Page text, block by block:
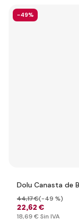
-49%
Dolu Canasta de
22,62 €
44,17 €(-49 %)
18,69 € Sin IVA